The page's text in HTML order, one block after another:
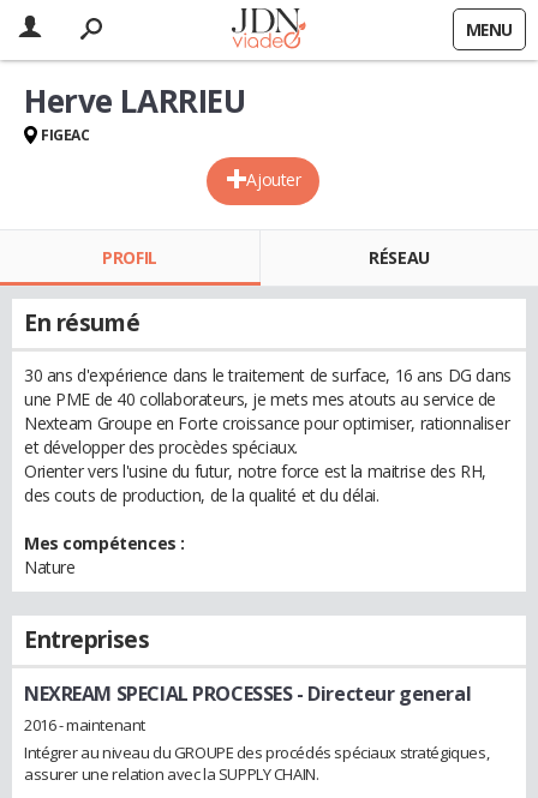
MENU
Ajouter
Herve LARRIEU
FIGEAC
PROFIL RÉSEAU
En résumé
30 ans d'expérience dans le traitement de surface, 16 ans DG dans
une PME de 40 collaborateurs, je mets mes atouts au service de
Nexteam Groupe en Forte croissance pour optimiser, rationnaliser
et développer des procèdes spéciaux.
Orienter vers l'usine du futur, notre force est la maitrise des RH,
des couts de production, de la qualité et du délai.
Mes compétences :
Nature
Entreprises
NEXREAM SPECIAL PROCESSES- Directeur general
2016 - maintenant
Intégrer au niveau du GROUPE des procédés spéciaux stratégiques,
assurer une relation avec la SUPPLY CHAIN.